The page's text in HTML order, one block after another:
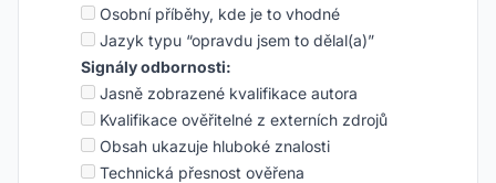
Osobní příběhy, kde je to vhodné
Jazyk typu “opravdu jsem to dělal(a)”
Signály odbornosti:
Jasně zobrazené kvalifikace autora
Kvalifikace ověřitelné z externích zdrojů
Obsah ukazuje hluboké znalosti
Technická přesnost ověřena